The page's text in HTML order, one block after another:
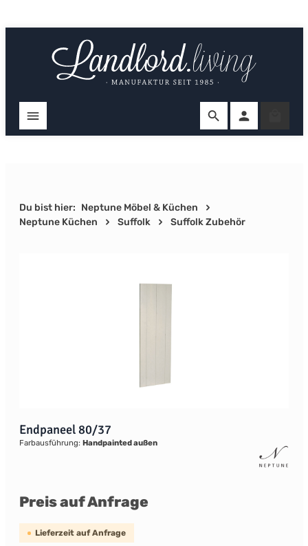
Du bist hier: Neptune Möbel & Küchen
Neptune Küchen
Suffolk Suffolk Zubehör
Endpaneel 80/37
Farbausführung: Handpainted außen
Preis auf Anfrage
Lieferzeit auf Anfrage